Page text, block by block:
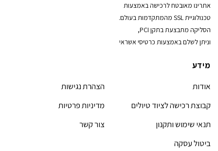
אתרינו מאובטח לרכישה באמצעות
טכנולוגיית SSL מהמתקדמות בעולם.
הסליקה מתבצעת בתקן PCI,
וניתן לשלם באמצעות כרטיסי אשראי
מידע
אודות
קבוצת רכישה לציוד טיולים
תנאי שימוש ותקנון
ביטול עסקה
הצהרת נגישות
מדיניות פרטיות
צור קשר